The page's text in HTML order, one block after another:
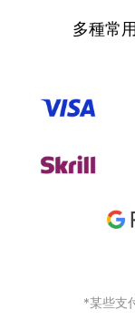
多種常
*某些支